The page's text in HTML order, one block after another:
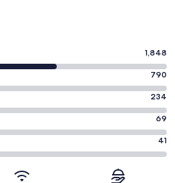
1,848
790
234
69
41